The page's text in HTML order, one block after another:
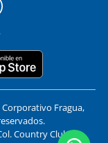
Fragua,
Country Club,